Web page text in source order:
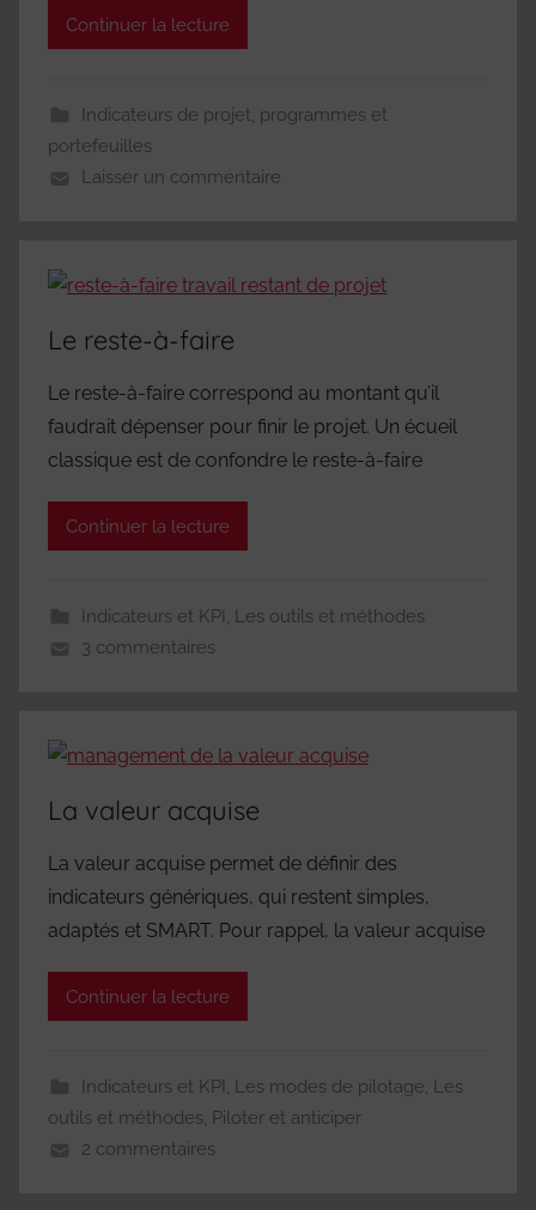
Continuer la lecture
Indicateurs de projet, programmes et
portefeuilles
Laisser un commentaire
Le reste-à-faire
Le reste-à-faire correspond au montant qu’il
faudrait dépenser pour finir le projet. Un écueil
classique est de confondre le reste-à-faire
Continuer la lecture
Indicateurs et KPI , Les outils et méthodes
3 commentaires
La valeur acquise
La valeur acquise permet de définir des
indicateurs génériques, qui restent simples,
adaptés et SMART. Pour rappel, la valeur acquise
Continuer la lecture
Indicateurs et KPI , Les modes de pilotage, Les
outils et méthodes, Piloter et anticiper
2 commentaires